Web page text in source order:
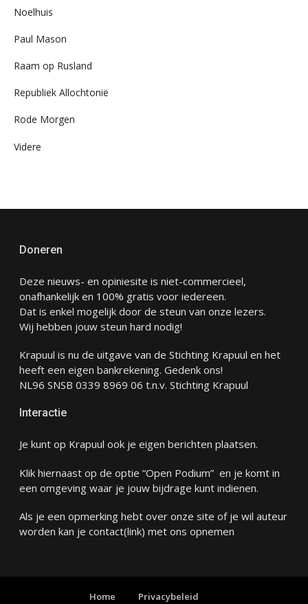
Noelhuis
Paul Mason
Raam op Rusland
Republiek Allochtonië
Rode Morgen
Videre
Doneren
Deze nieuws- en opiniesite is niet-commercieel,
onafhankelijk en 100% gratis voor iedereen.
Dat is enkel mogelijk door de steun van onze lezers.
Wij hebben jouw steun hard nodig!
Krapuul is nu de uitgave van de Stichting Krapuul en het
heeft een eigen bankrekening. Gedenk ons!
NL96 SNSB 0339 8969 06 t.n.v. Stichting Krapuul
Interactie
Je kunt op Krapuul ook je eigen berichten plaatsen.
Klik hiernaast op de optie “Open Podium” en je komt in
een omgeving waar je jouw bijdrage kunt indienen.
Als je een opmerking hebt over onze site of je wil auteur
worden kan je contact(link) met ons opnemen
Home Privacybeleid